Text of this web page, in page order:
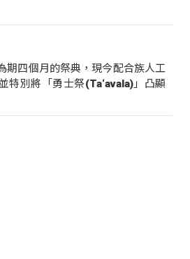
期四個月的祭典，現今配合族人工
特別將「勇士祭(Ta‘avala)」凸顯